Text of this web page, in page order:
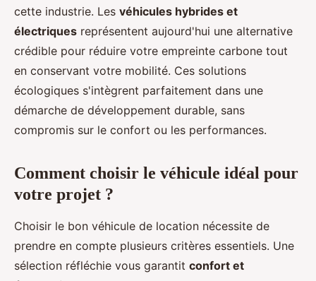
cette industrie. Les véhicules hybrides et
électriques représentent aujourd'hui une alternative
crédible pour réduire votre empreinte carbone tout
en conservant votre mobilité. Ces solutions
écologiques s'intègrent parfaitement dans une
démarche de développement durable, sans
compromis sur le confort ou les performances.
Comment choisir le véhicule idéal pour
votre projet ?
Choisir le bon véhicule de location nécessite de
prendre en compte plusieurs critères essentiels. Une
sélection réfléchie vous garantit confort et